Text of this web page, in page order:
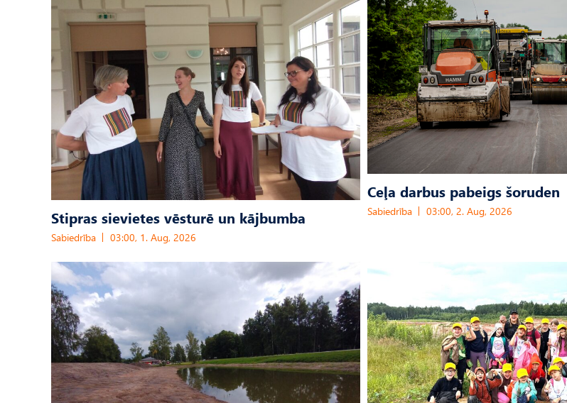
Stipras sievietes vēsturē un kājbumba
Sabiedrība 03:00, 1. Aug, 2026
Ceļa darbus pabeigs šoruden
Sabiedrība 03:00, 2. Aug, 2026